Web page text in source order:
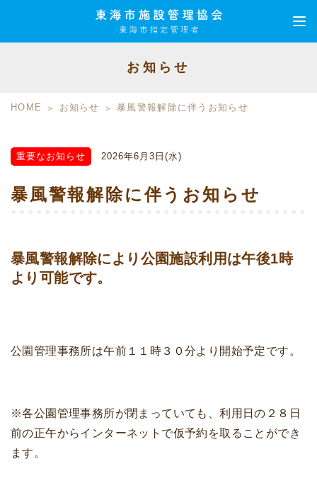
お知らせ
HOME お知らせ 暴風警報解除に伴うお知らせ
重要なお知らせ 2026年6月3日(水)
暴風警報解除に伴うお知らせ
暴風警報解除により公園施設利用は午後1時
より可能です。
公園管理事務所は午前１１時３０分より開始予定です。
※各公園管理事務所が閉まっていても、利用日の２８日
前の正午からインターネットで仮予約を取ることができ
ます。